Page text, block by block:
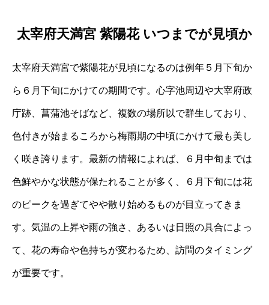
太宰府天満宮 紫陽花 いつまでが見頃か
太宰府天満宮で紫陽花が見頃になるのは例年５月下旬か
ら６月下旬にかけての期間です。心字池周辺や大宰府政
庁跡、菖蒲池そばなど、複数の場所以で群生しており、
色付きが始まるころから梅雨期の中頃にかけて最も美し
く咲き誇ります。最新の情報によれば、６月中旬までは
色鮮やかな状態が保たれることが多く、６月下旬には花
のピークを過ぎてやや散り始めるものが目立ってきま
す。気温の上昇や雨の強さ、あるいは日照の具合によっ
て、花の寿命や色持ちが変わるため、訪問のタイミング
が重要です。